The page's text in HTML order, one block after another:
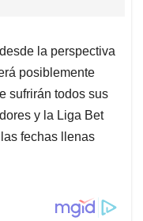
la perspectiva
posiblemente
sufrirán todos sus
y la Liga Bet
fechas llenas